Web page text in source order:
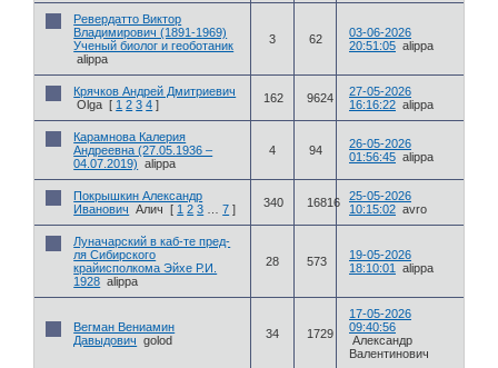
Ревердатто Виктор
Владимирович (1891-1969)
Ученый биолог и геоботаник
alippa
3 62
03-06-2026
20:51:05 alippa
Крячков Андрей Дмитриевич
Olga [ 1 2 3 4 ] 162 9624
27-05-2026
16:16:22 alippa
Карамнова Калерия
Андреевна (27.05.1936 –
04.07.2019)
alippa
4 94
26-05-2026
01:56:45 alippa
Покрышкин Александр
Иванович
Алич [ 1 2 3 7 ] 340 16816
25-05-2026
10:15:02 avro
Луначарский в каб-те пред-
ля Сибирского
крайисполкома Эйхе Р.И.
1928 alippa
28 573
19-05-2026
18:10:01
alippa
Вегман Вениамин
Давыдович
golod 34 1729
17-05-2026
09:40:56
Александр
Валентинович